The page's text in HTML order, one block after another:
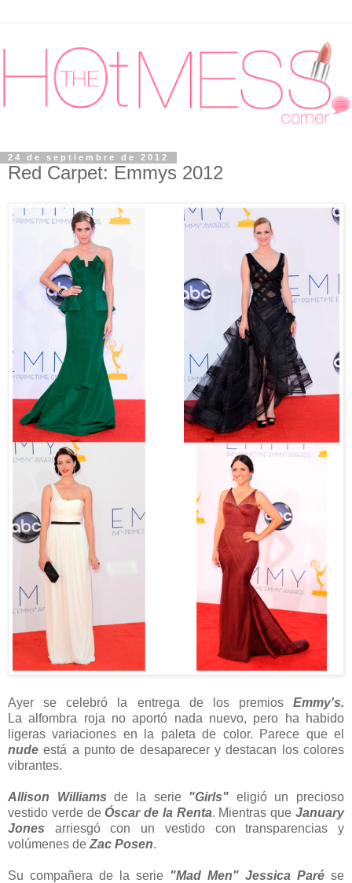
24 de septiembre de 2012
Red Carpet: Emmys 2012
Ayer se celebró la entrega de los premios Emmy's.
La alfombra roja no aportó nada nuevo, pero ha habido
ligeras variaciones en la paleta de color. Parece que el
nude está a punto de desaparecer y destacan los colores
vibrantes.
Allison Williams de la serie "Girls" eligió un precioso
vestido verde deÓscar de la Renta. Mientras queJanuary
Jones arriesgó con un vestido con transparencias y
volúmenes de Zac Posen.
Su compañera de la serie "Mad Men" Jessica Paré se